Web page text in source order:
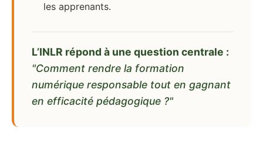
les apprenants.
L’INLR répond à une question centrale :
"Comment rendre la formation
numérique responsable tout en gagnant
en efficacité pédagogique ?"